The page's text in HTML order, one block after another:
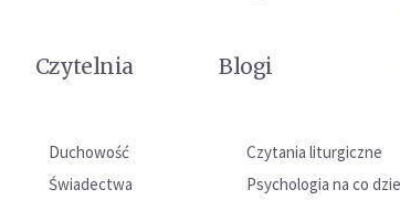
Czytelnia Blogi
Duchowość Czytania liturgiczne
Świadectwa Psychologia na co